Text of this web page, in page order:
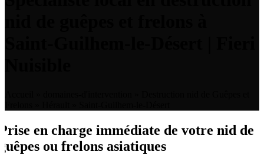
en charge immédiate de votre nid de
ou frelons asiatiques